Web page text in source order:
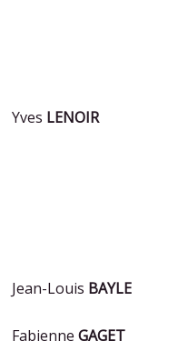
Yves LENOIR
Jean-Louis BAYLE
Fabienne GAGET